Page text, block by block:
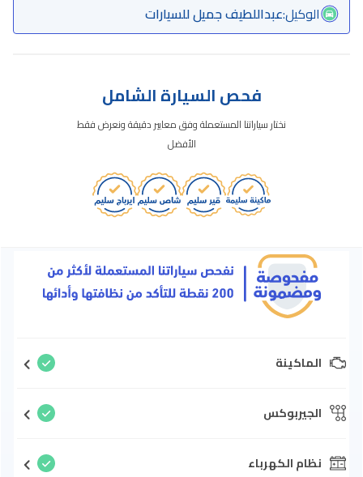
الوكيل:عبداللطيف جميل للسيارات
فحص السيارة الشامل
نختار سياراتنا المستعملة وفق معايير دقيقة ونعرض فقط
الأفضل
الماكينة
الجيربوكس
نظام الكهرباء